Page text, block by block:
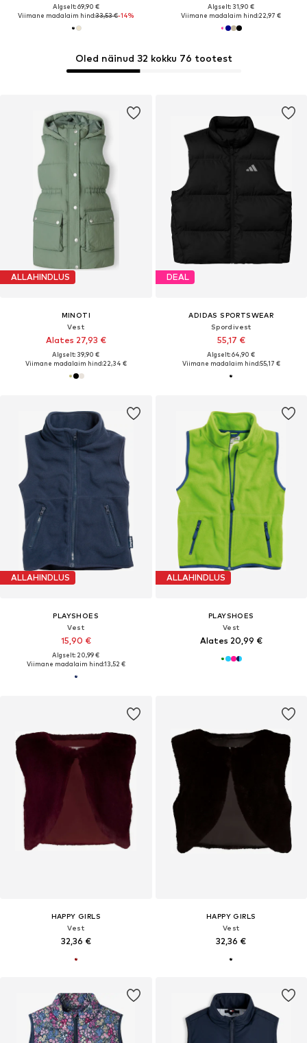
Algselt: 69,90 €
Viimane madalaim hind:33,53 €-14%
Algselt: 31,90 €
Viimane madalaim hind:22,97 €
Oled näinud 32 kokku 76 tootest
ALLAHINDLUS
MINOTI
Vest
Alates 27,93 €
Algselt: 39,90 €
Viimane madalaim hind:22,34 €
DEAL
ADIDAS SPORTSWEAR
Spordivest
55,17 €
Algselt: 64,90 €
Viimane madalaim hind:55,17 €
ALLAHINDLUS
PLAYSHOES
Vest
15,90 €
Algselt: 20,99 €
Viimane madalaim hind:13,52 €
ALLAHINDLUS
PLAYSHOES
Vest
Alates 20,99 €
HAPPY GIRLS
Vest
32,36 €
HAPPY GIRLS
Vest
32,36 €